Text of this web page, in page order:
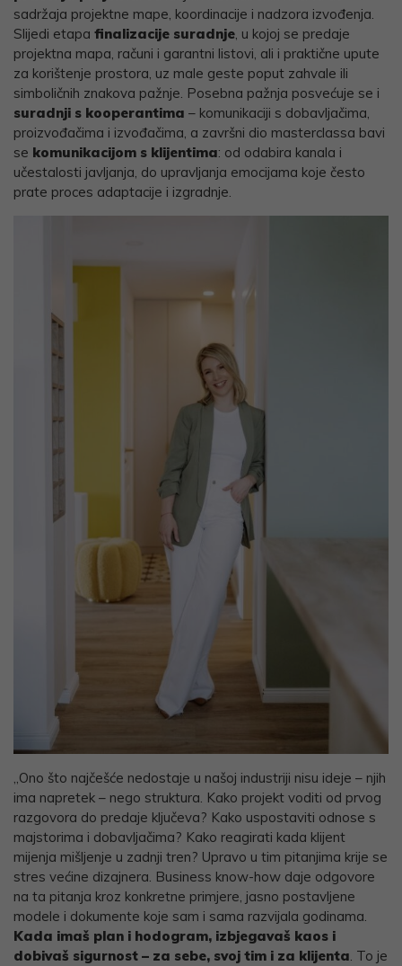
sadržaja projektne mape, koordinacije i nadzora izvođenja.
Slijedi etapa finalizacije suradnje, u kojoj se predaje
projektna mapa, računi i garantni listovi, ali i praktične upute
za korištenje prostora, uz male geste poput zahvale ili
simboličnih znakova pažnje. Posebna pažnja posvećuje se i
suradnji s kooperantima – komunikaciji s dobavljačima,
proizvođačima i izvođačima, a završni dio masterclassa bavi
se komunikacijom s klijentima: od odabira kanala i
učestalosti javljanja, do upravljanja emocijama koje često
prate proces adaptacije i izgradnje.
„Ono što najčešće nedostaje u našoj industriji nisu ideje – njih
ima napretek – nego struktura. Kako projekt voditi od prvog
razgovora do predaje ključeva? Kako uspostaviti odnose s
majstorima i dobavljačima? Kako reagirati kada klijent
mijenja mišljenje u zadnji tren? Upravo u tim pitanjima krije se
stres većine dizajnera. Business know-how daje odgovore
na ta pitanja kroz konkretne primjere, jasno postavljene
modele i dokumente koje sam i sama razvijala godinama.
Kada imaš plan i hodogram, izbjegavaš kaos i
dobivaš sigurnost – za sebe, svoj tim i za klijenta. To je